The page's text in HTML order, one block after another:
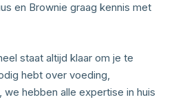
en Brownie graag kennis met
staat altijd klaar om je te
hebt over voeding,
hebben alle expertise in huis